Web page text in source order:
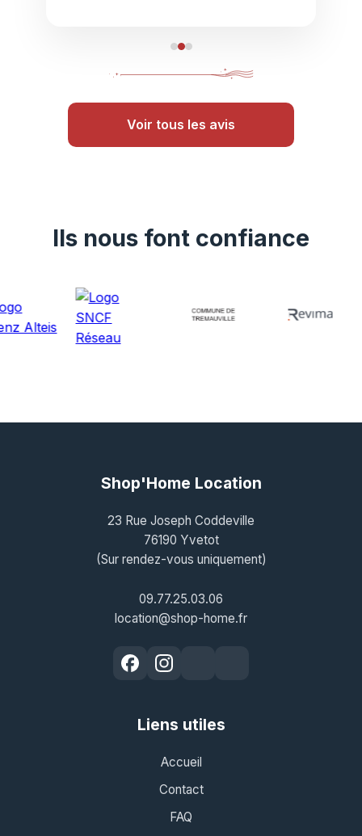
Voir tous les avis
Ils nous font confiance
Shop'Home Location
23 Rue Joseph Coddeville
76190 Yvetot
(Sur rendez-vous uniquement)
09.77.25.03.06
location@shop-home.fr
Liens utiles
Accueil
Contact
FAQ